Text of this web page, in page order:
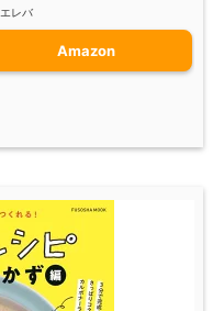
レバ
Amazon